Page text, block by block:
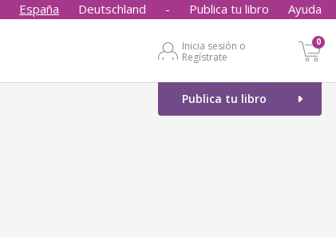
España Deutschland - Publica tu libro Ayuda
Inicia sesión o
Regístrate
0
Publica tu libro